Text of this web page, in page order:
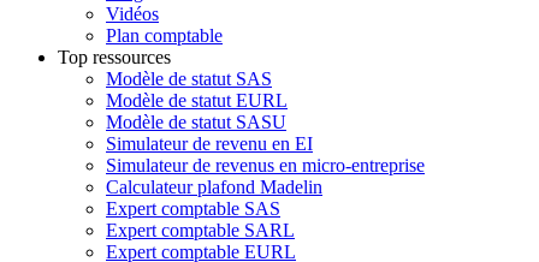
Vidéos
Plan comptable
Top ressources
Modèle de statut SAS
Modèle de statut EURL
Modèle de statut SASU
Simulateur de revenu en EI
Simulateur de revenus en micro-entreprise
Calculateur plafond Madelin
Expert comptable SAS
Expert comptable SARL
Expert comptable EURL